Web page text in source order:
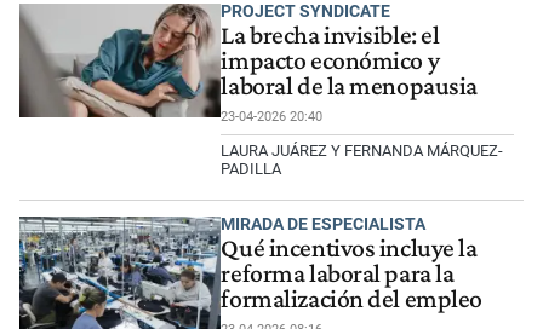
PROJECT SYNDICATE
La brecha invisible: el
impacto económico y
laboral de la menopausia
23-04-2026 20:40
LAURA JUÁREZ Y FERNANDA MÁRQUEZ-
PADILLA
MIRADA DE ESPECIALISTA
Qué incentivos incluye la
reforma laboral para la
formalización del empleo